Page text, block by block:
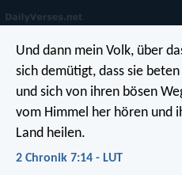
Und dann mein Volk, über
sich demütigt, dass sie
und sich von ihren bösen
vom Himmel her hören und
Land heilen.
2 Chronik 7:14 - LUT